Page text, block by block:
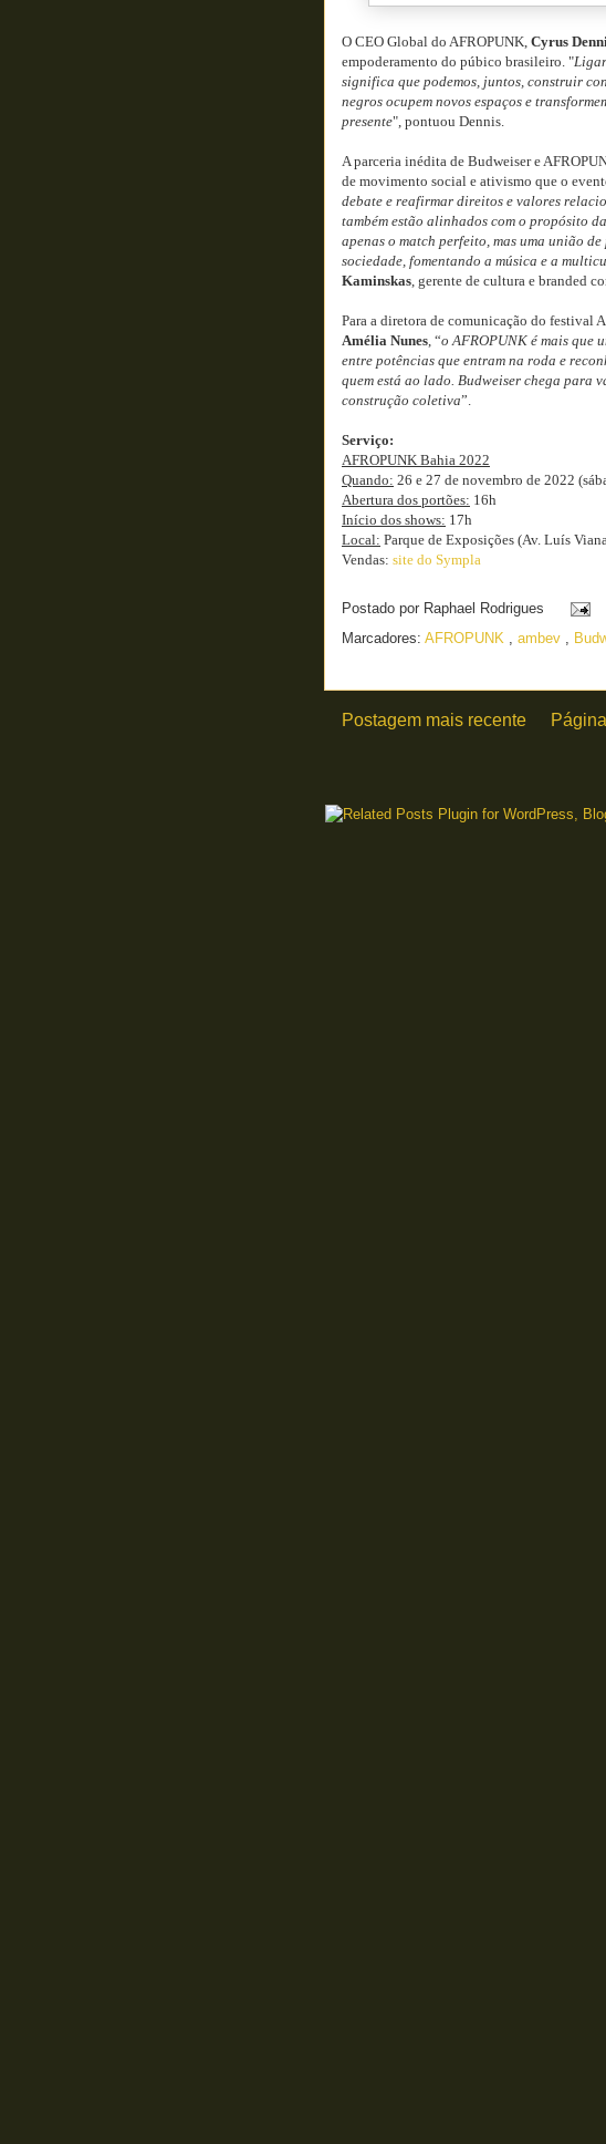
O CEO Global do AFROPUNK, Cyrus
empoderamento do púbico brasileiro. "
significa que podemos, juntos, construir
negros ocupem novos espaços e
presente", pontuou Dennis.
A parceria inédita de Budweiser e
de movimento social e ativismo que o
debate e reafirmar direitos e valores
também estão alinhados com o propósito
apenas o match perfeito, mas uma união
sociedade, fomentando a música e a
Kaminskas, gerente de cultura e branded
Para a diretora de comunicação do festival
Amélia Nunes, “o AFROPUNK é mais que
entre potências que entram na roda e
quem está ao lado. Budweiser chega para
construção coletiva”.
Serviço:
AFROPUNK Bahia 2022
Quando: 26 e 27 de novembro de 2022
Abertura dos portões: 16h
Início dos shows: 17h
Local: Parque de Exposições (Av. Luís
Vendas: site do Sympla
Postado por Raphael Rodrigues
Marcadores: AFROPUNK , ambev ,
Postagem mais recente